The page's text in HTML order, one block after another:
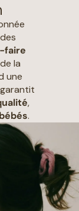
faire
la
une
,
.